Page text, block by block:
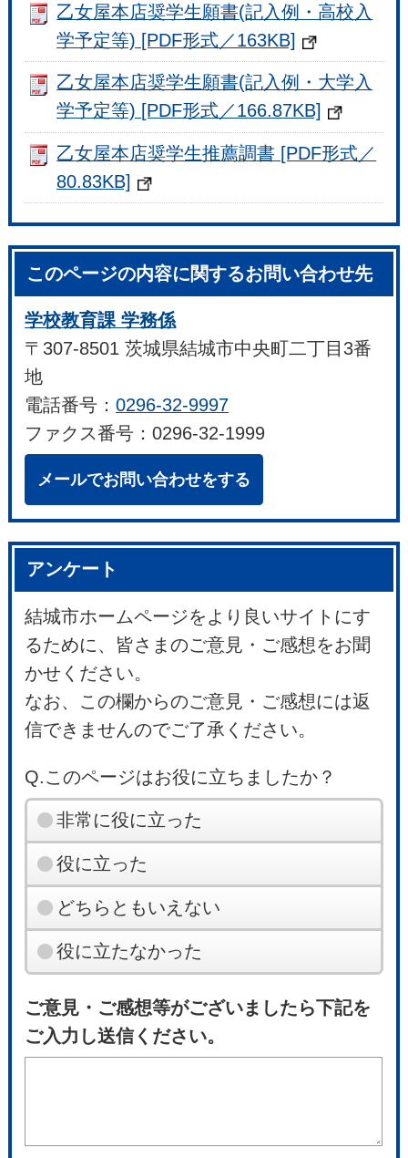
乙女屋本店奨学生願書(記入例・高校入
学予定等) [PDF形式／163KB]
乙女屋本店奨学生願書(記入例・大学入
学予定等) [PDF形式／166.87KB]
乙女屋本店奨学生推薦調書 [PDF形式／
80.83KB]
このページの内容に関するお問い合わせ先
学校教育課 学務係
〒307-8501 茨城県結城市中央町二丁目3番
地
電話番号：0296-32-9997
ファクス番号：0296-32-1999
メールでお問い合わせをする
アンケート
結城市ホームページをより良いサイトにす
るために、皆さまのご意見・ご感想をお聞
かせください。
なお、この欄からのご意見・ご感想には返
信できませんのでご了承ください。
Q.このページはお役に立ちましたか？
非常に役に立った
役に立った
どちらともいえない
役に立たなかった
ご意見・ご感想等がございましたら下記を
ご入力し送信ください。